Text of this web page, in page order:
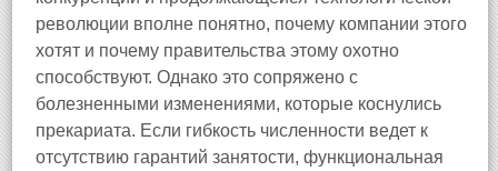
революции вполне понятно, почему компании этого
хотят и почему правительства этому охотно
способствуют. Однако это сопряжено с
болезненными изменениями, которые коснулись
прекариата. Если гибкость численности ведет к
отсутствию гарантий занятости, функциональная